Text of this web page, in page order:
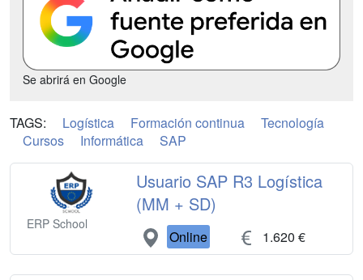
Se abrirá en Google
TAGS: Logística Formación continua
Tecnología
Cursos
Informática SAP
ERP School
Usuario SAP R3 Logística
(MM + SD)
Online 1.620 €